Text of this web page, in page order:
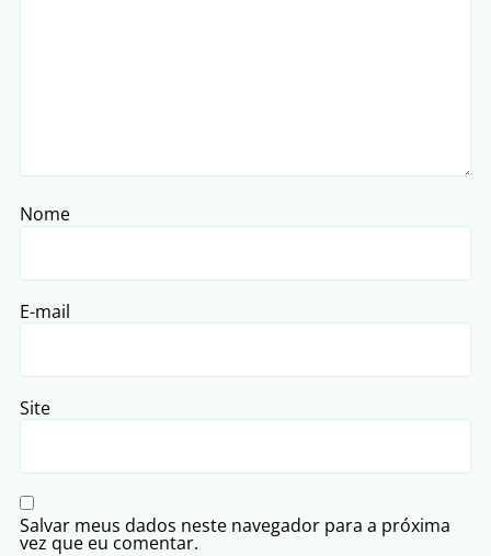
Nome
E-mail
Site
Salvar meus dados neste navegador para a próxima
vez que eu comentar.